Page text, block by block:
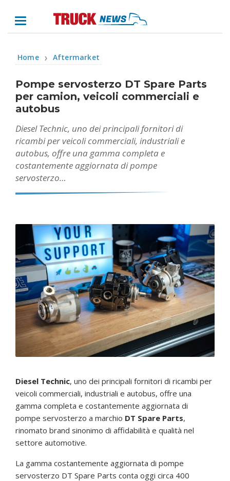
Home ❯ Aftermarket
Pompe servosterzo DT Spare Parts
per camion, veicoli commerciali e
autobus
Diesel Technic, uno dei principali fornitori di
ricambi per veicoli commerciali, industriali e
autobus, offre una gamma completa e
costantemente aggiornata di pompe
servosterzo…
Diesel Technic, uno dei principali fornitori di ricambi per
veicoli commerciali, industriali e autobus, offre una
gamma completa e costantemente aggiornata di
pompe servosterzo a marchio DT Spare Parts,
rinomato brand sinonimo di affidabilità e qualità nel
settore automotive.
La gamma costantemente aggiornata di pompe
servosterzo DT Spare Parts conta oggi circa 400